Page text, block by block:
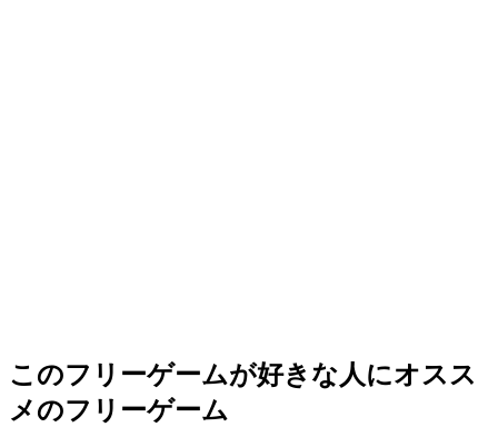
このフリーゲームが好きな人にオスス
メのフリーゲーム